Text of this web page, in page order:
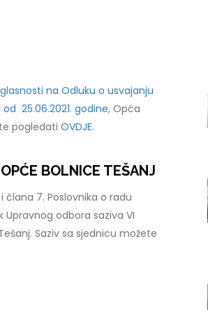
na Odluku o usvajanju
25.06.2021. godine, Opća
pogledati OVDJE.
BOLNICE TEŠANJ
7. Poslovnika o radu
odbora saziva VI
Saziv sa sjednicu možete